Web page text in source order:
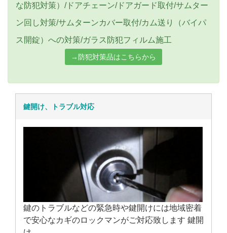
な防犯対策）/ドアチェーン/ドアガード取付/サムター
ン回し対策/サムターンカバー取付/カム送り（バイパ
ス開錠）への対策/ガラス防犯フィルム施工
→防犯対策品はこちらから
鍵開け、トラブル対応
鍵のトラブルなどの緊急時や鍵開けには地域密着
で安心なカギのロックマンがご対応致します 鍵開